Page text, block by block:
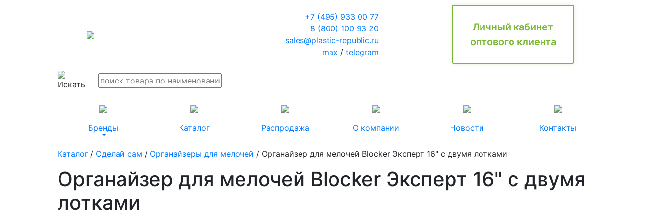
+7 (495) 933 00 77
8 (800) 100 93 20
sales@plastic-republic.ru
max / telegram
Личный кабинет
оптового клиента
Бренды Каталог Распродажа О компании Новости Контакты
Каталог / Сделай сам / Органайзеры для мелочей / Органайзер для мелочей Blocker Эксперт 16" с двумя лотками
Органайзер для мелочей Blocker Эксперт 16" с двумя
лотками